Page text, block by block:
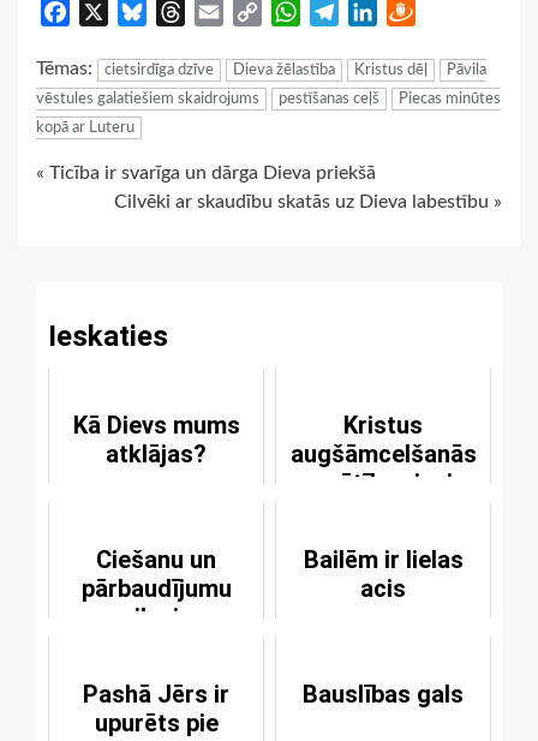
Facebook BlueskyThreads
Email
Copy
WhatsApp
TelegramLinkedIn
Tēmas: cietsirdīga dzīve Dieva žēlastība Kristus dēļ
Pāvila
vēstules galatiešiem skaidrojums
pestīšanas ceļš
Piecas minūtes
kopā ar Luteru
Continue
« Ticība ir svarīga un dārga Dieva priekšā
Cilvēki ar skaudību skatās uz Dieva labestību »
Ieskaties
Kā Dievs mums
atklājas?
Kristus
augšāmcelšanās
svētība visai
Ciešanu un
pārbaudījumu
pilnais
Bailēm ir lielas
acis
Pashā Jērs ir
upurēts pie
Bauslības gals